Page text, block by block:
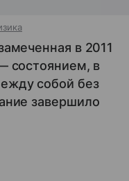
в 2011
состоянием, в
собой без
завершило